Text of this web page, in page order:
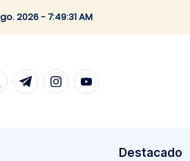
2026-7:49:31 AM
t.me instagram.com
youtube.com
Destacado